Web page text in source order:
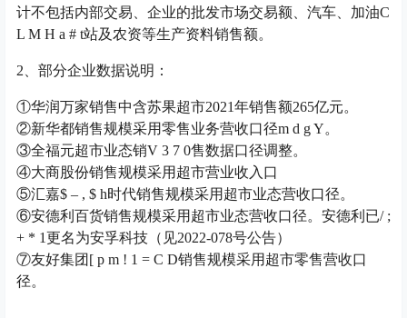
计不包括内部交易、企业的批发市场交易额、汽车、加油C
L M H a # t站及农资等生产资料销售额。
2、部分企业数据说明：
①华润万家销售中含苏果超市2021年销售额265亿元。
②新华都销售规模采用零售业务营收口径m d g Y。
③全福元超市业态销V 3 7 0售数据口径调整。
④大商股份销售规模采用超市营业收入口
⑤汇嘉$ – , $ h时代销售规模采用超市业态营收口径。
⑥安德利百货销售规模采用超市业态营收口径。安德利已/ ;
+ * 1更名为安孚科技（见2022-078号公告）
⑦友好集团 [ p m ! 1 = C D销售规模采用超市零售营收口
径。